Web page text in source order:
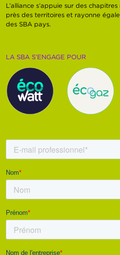
L’alliance s’appuie sur des
près des territoires et rayonne
des SBA pays.
LA SBA S’ENGAGE POUR